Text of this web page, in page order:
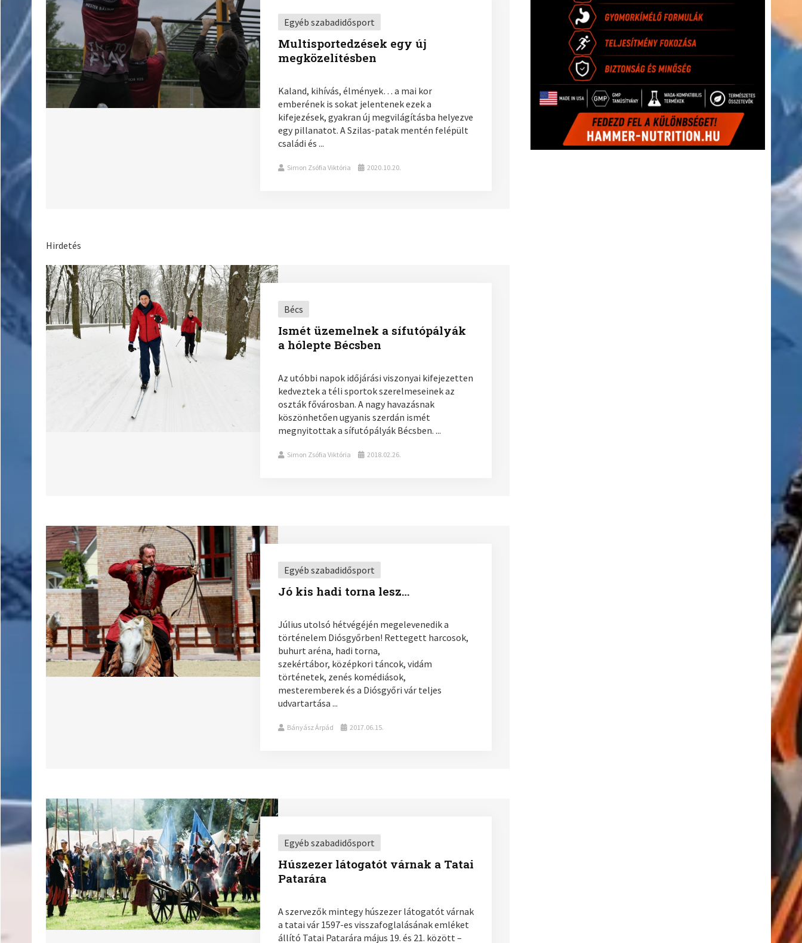
Egyéb szabadidősport
Multisportedzések egy új
megközelítésben
Kaland, kihívás, élmények… a mai kor
emberének is sokat jelentenek ezek a
kifejezések, gyakran új megvilágításba helyezve
egy pillanatot. A Szilas-patak mentén felépült
családi és ...
Simon Zsófia Viktória 2020.10.20.
Hirdetés
Bécs
Ismét üzemelnek a sífutópályák
a hólepte Bécsben
Az utóbbi napok időjárási viszonyai kifejezetten
kedveztek a téli sportok szerelmeseinek az
oszták fővárosban. A nagy havazásnak
köszönhetően ugyanis szerdán ismét
megnyitottak a sífutópályák Bécsben. ...
Simon Zsófia Viktória 2018.02.26.
Egyéb szabadidősport
Jó kis hadi torna lesz…
Július utolsó hétvégéjén megelevenedik a
történelem Diósgyőrben! Rettegett harcosok,
buhurt aréna, hadi torna,
szekértábor, középkori táncok, vidám
történetek, zenés komédiások,
mesteremberek és a Diósgyőri vár teljes
udvartartása ...
Bányász Árpád 2017.06.15.
Egyéb szabadidősport
Húszezer látogatót várnak a Tatai
Patarára
A szervezők mintegy húszezer látogatót várnak
a tatai vár 1597-es visszafoglalásának emléket
állító Tatai Patarára május 19. és 21. között –